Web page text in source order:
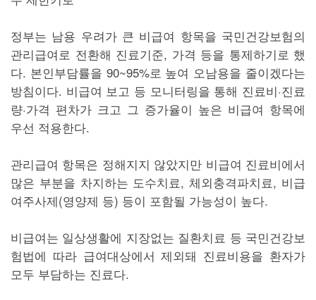
정부는 남용 우려가 큰 비급여 항목을 국민건강보험의
관리급여로 전환해 진료기준, 가격 등을 통제하기로 했
다. 본인부담률을 90~95%로 높여 오남용을 줄이겠다는
방침이다. 비급여 보고 등 모니터링을 통해 진료비·진료
량·가격 편차가 크고 그 증가율이 높은 비급여 항목에
우선 적용한다.
관리급여 항목은 정해지지 않았지만 비급여 진료비에서
많은 부분을 차지하는 도수치료, 체외충격파치료, 비급
여주사제(영양제 등) 등이 포함될 가능성이 높다.
비급여는 일상생활에 지장없는 질환치료 등 국민건강보
험법에 따라 급여대상에서 제외돼 진료비용을 환자가
모두 부담하는 진료다.